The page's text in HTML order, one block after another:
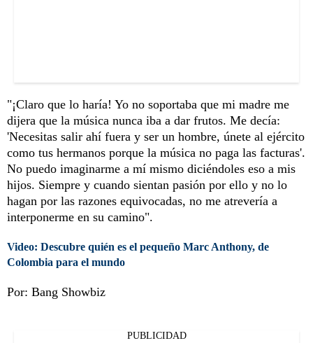
"¡Claro que lo haría! Yo no soportaba que mi madre me
dijera que la música nunca iba a dar frutos. Me decía:
'Necesitas salir ahí fuera y ser un hombre, únete al ejército
como tus hermanos porque la música no paga las facturas'.
No puedo imaginarme a mí mismo diciéndoles eso a mis
hijos. Siempre y cuando sientan pasión por ello y no lo
hagan por las razones equivocadas, no me atrevería a
interponerme en su camino".
Video: Descubre quién es el pequeño Marc Anthony, de
Colombia para el mundo
Por: Bang Showbiz
PUBLICIDAD